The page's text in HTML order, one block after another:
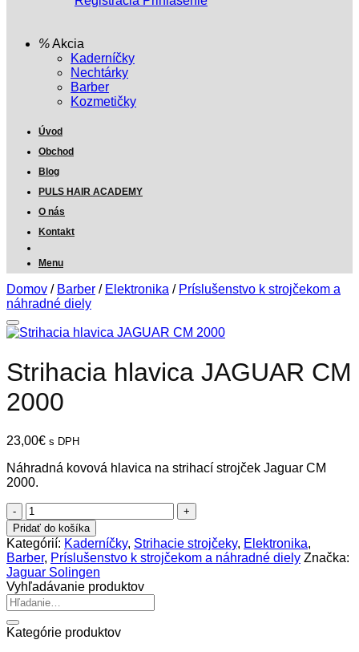
Akcia
Kaderníčky
Nechtárky
Barber
Kozmetičky
Úvod
Obchod
Blog
PULS HAIR ACADEMY
O nás
Kontakt
Menu
Domov / Barber / Elektronika / Príslušenstvo k strojčekom a
náhradné diely
Strihacia hlavica JAGUAR CM
2000
23,00€ s DPH
Náhradná kovová hlavica na strihací strojček Jaguar CM
2000.
množstvo
Strihacia
hlavica
JAGUAR
CM
2000
Pridať do košíka
Kategórií: Kaderníčky, Strihacie strojčeky, Elektronika,
Barber, Príslušenstvo k strojčekom a náhradné diely Značka:
Jaguar Solingen
Vyhľadávanie produktov
Hľadať:
Kategórie produktov